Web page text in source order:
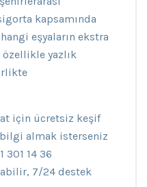
kapsamında
eşyaların ekstra
yazlık
için ücretsiz keşif
almak isterseniz
301 14 36
7/24 destek